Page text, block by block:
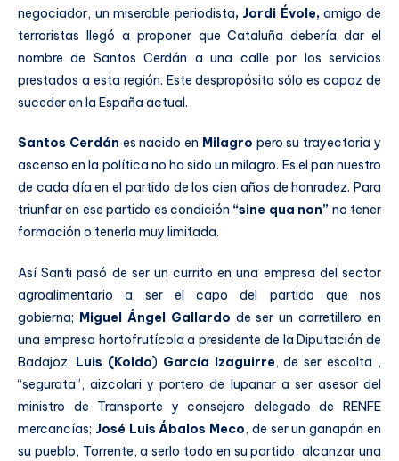
negociador, un miserable periodista, Jordi Évole,amigo de
terroristas llegó a proponer que Cataluña debería dar el
nombre de Santos Cerdán a una calle por los servicios
prestados a esta región. Este despropósito sólo es capaz de
suceder en la España actual.
Santos Cerdán es nacido en Milagro pero su trayectoria y
ascenso en la política no ha sido un milagro. Es el pan nuestro
de cada día en el partido de los cien años de honradez. Para
triunfar en ese partido es condición “sine qua non” no tener
formación o tenerla muy limitada.
Así Santi pasó de ser un currito en una empresa del sector
agroalimentario a ser el capo del partido que nos
gobierna; Miguel Ángel Gallardo de ser un carretillero en
una empresa hortofrutícola a presidente de la Diputación de
Badajoz; Luis (Koldo) García Izaguirre, de ser escolta ,
“segurata”, aizcolari y portero de lupanar a ser asesor del
ministro de Transporte y consejero delegado de RENFE
mercancías; José Luis Ábalos Meco, de ser un ganapán en
su pueblo, Torrente, a serlo todo en su partido, alcanzar una